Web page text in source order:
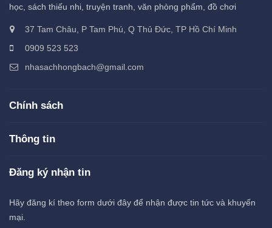
học, sách thiếu nhi, truyện tranh, văn phòng phẩm, đồ chơi
37 Tam Châu, P Tam Phú, Q Thủ Đức, TP Hồ Chí Minh
0909 523 523
nhasachhongbach@gmail.com
Chính sách
Thông tin
Đăng ký nhận tin
Hãy đăng kí theo form dưới đây để nhận được tin tức và khuyến
mại.